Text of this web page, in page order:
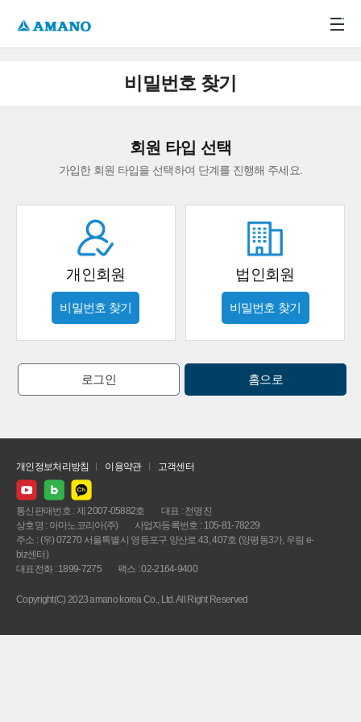
비밀번호 찾기
회원 타입 선택
가입한 회원 타입을 선택하여 단계를 진행해 주세요.
개인회원
비밀번호 찾기
법인회원
비밀번호 찾기
로그인 홈으로
개인정보처리방침 이용약관 고객센터
통신판매번호 : 제 2007-05882호
대표 : 전명진
상호명 : 아마노코리아(주)
사업자등록번호 : 105-81-78229
주소 : (우) 07270 서울특별시 영등포구 양산로 43, 407호 (양평동3가, 우림 e-
biz센터)
대표전화 : 1899-7275
팩스 : 02-2164-9400
Copyright(C) 2023 amano korea Co., Ltd. All Right Reserved